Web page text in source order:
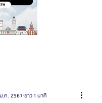
.ค. 2567 ยาว 1 นาที